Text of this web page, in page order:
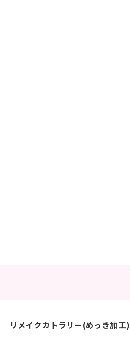
リメイクカトラリー(めっき加工)